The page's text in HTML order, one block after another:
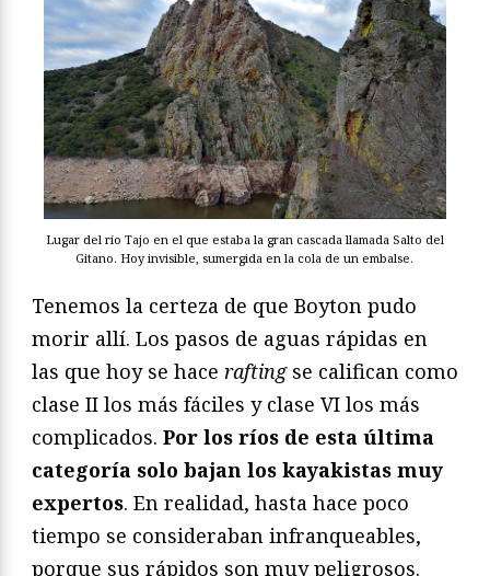
Lugar del río Tajo en el que estaba la gran cascada llamada Salto del
Gitano. Hoy invisible, sumergida en la cola de un embalse.
Tenemos la certeza de que Boyton pudo
morir allí. Los pasos de aguas rápidas en
las que hoy se hace raftingse califican como
clase II los más fáciles y clase VI los más
complicados. Por los ríos de esta última
categoría solo bajan los kayakistas muy
expertos. En realidad, hasta hace poco
tiempo se consideraban infranqueables,
porque sus rápidos son muy peligrosos.